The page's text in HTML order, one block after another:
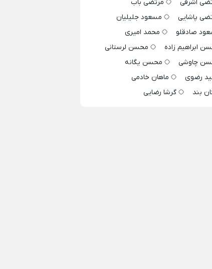
اشرفی
مرتضی باب
پاشایی
مسعود جلیلیان
صادقلو
محمد امیری
ابراهیم زاده
محسن لرستانی
چاوشی
محسن یگانه
رضوی
ماهان خادمی
بند
گرشا رضایی